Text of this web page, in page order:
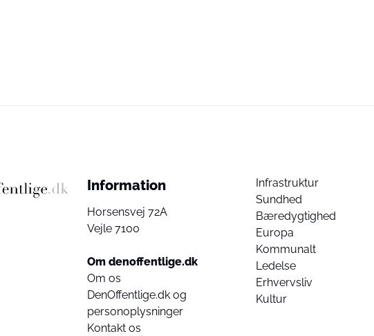
Information
Horsensvej 72A
Vejle 7100
Om denoffentlige.dk
Om os
DenOffentlige.dk og
personoplysninger
Kontakt os
Infrastruktur
Sundhed
Bæredygtighed
Europa
Kommunalt
Ledelse
Erhvervsliv
Kultur